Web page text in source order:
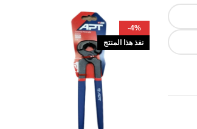
-4%
نفذ هذا المنتج